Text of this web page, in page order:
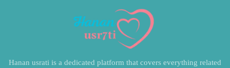
Hanan usrati is a dedicated platform that covers everything related